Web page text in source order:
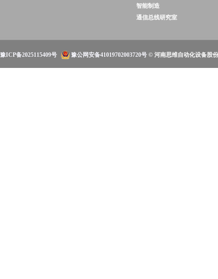
智能制造
通信总线研究室
豫ICP备2025115409号 豫公网安备41019702003720号 © 河南思维自动化设备股